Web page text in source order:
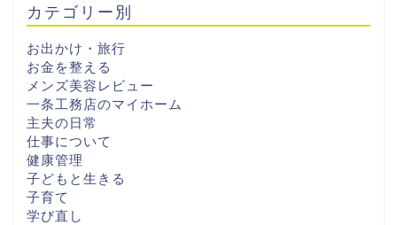
カテゴリー別
お出かけ・旅行
お金を整える
メンズ美容レビュー
一条工務店のマイホーム
主夫の日常
仕事について
健康管理
子どもと生きる
子育て
学び直し